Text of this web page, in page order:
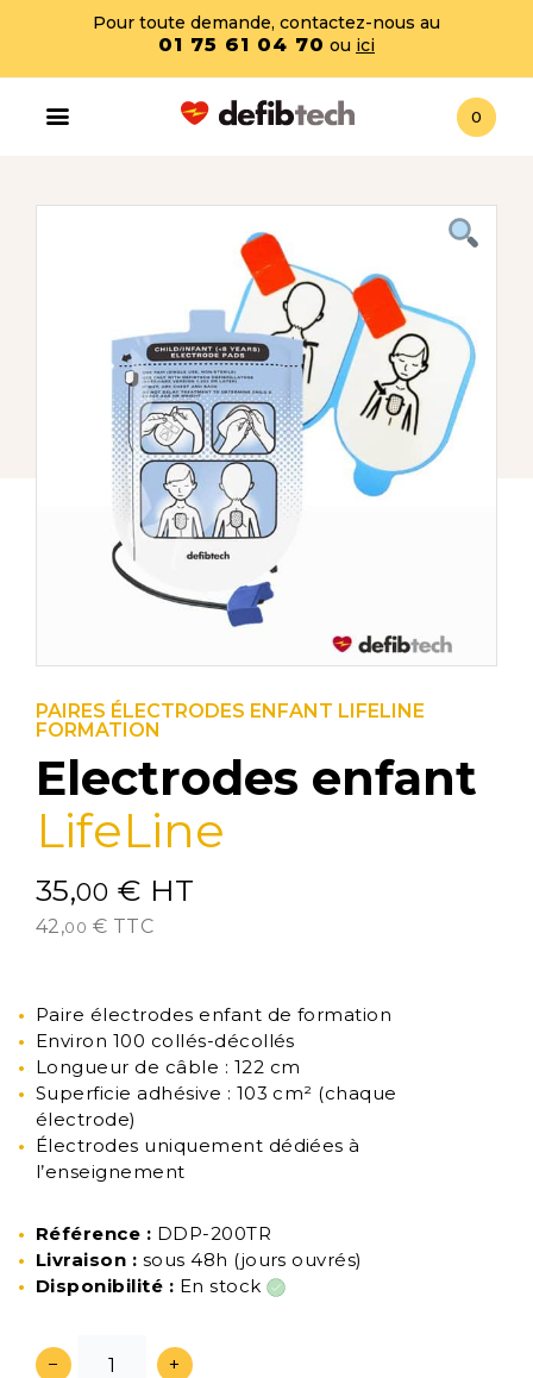
Pour toute demande, contactez-nous au
01 75 61 04 70 ou ici
0
PAIRES ÉLECTRODES ENFANT LIFELINE
FORMATION
Electrodes enfant
LifeLine
35,00 € HT
42,00 € TTC
Paire électrodes enfant de formation
Environ 100 collés-décollés
Longueur de câble : 122 cm
Superficie adhésive : 103 cm² (chaque
électrode)
Électrodes uniquement dédiées à
l’enseignement
Référence : DDP-200TR
Livraison : sous 48h (jours ouvrés)
Disponibilité : En stock
− +